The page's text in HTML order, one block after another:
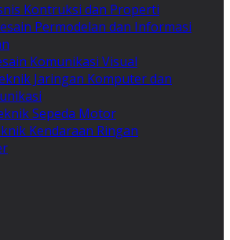
Kontruksi dan Properti
Permodelan dan Informasi
Komunikasi Visual
Jaringan Komputer dan
Sepeda Motor
Kendaraan Ringan